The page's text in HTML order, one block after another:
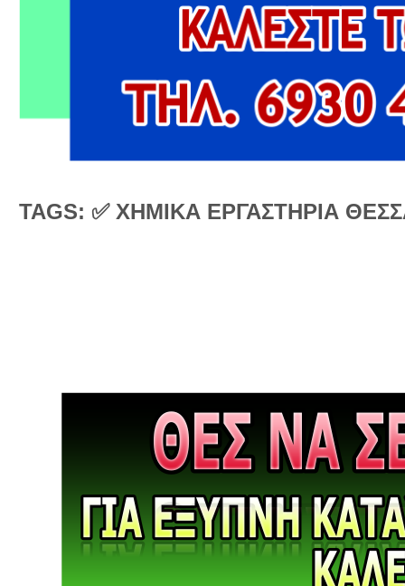
TAGS: ✅ ΧΗΜΙΚΑ ΕΡΓΑΣΤΗΡΙΑ